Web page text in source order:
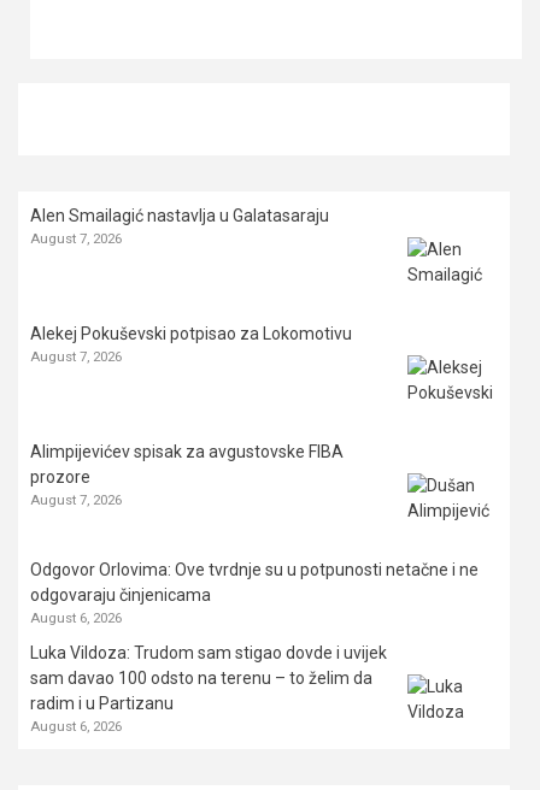
Alen Smailagić nastavlja u Galatasaraju
August 7, 2026
Alekej Pokuševski potpisao za Lokomotivu
August 7, 2026
Alimpijevićev spisak za avgustovske FIBA
prozore
August 7, 2026
Odgovor Orlovima: ​Ove tvrdnje su u potpunosti netačne i ne
odgovaraju činjenicama
August 6, 2026
Luka Vildoza: Trudom sam stigao dovde i uvijek
sam davao 100 odsto na terenu – to želim da
radim i u Partizanu
August 6, 2026